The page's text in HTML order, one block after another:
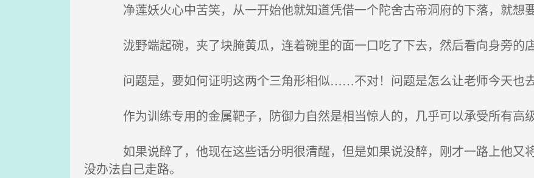
净莲妖火心中苦笑，从一开始他就知道凭借一个陀舍古帝洞府的下落，就想要
泷野端起碗，夹了块腌黄瓜，连着碗里的面一口吃了下去，然后看向身旁的店
问题是，要如何证明这两个三角形相似……不对！问题是怎么让老师今天也去
作为训练专用的金属靶子，防御力自然是相当惊人的，几乎可以承受所有高级
如果说醉了，他现在这些话分明很清醒，但是如果说没醉，刚才一路上他又
没办法自己走路。